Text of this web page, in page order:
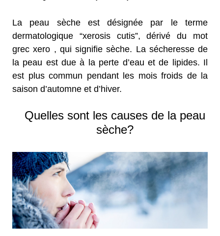
La peau sèche est désignée par le terme
dermatologique “xerosis cutis”, dérivé du mot
grec xero , qui signifie sèche. La sécheresse de
la peau est due à la perte d’eau et de lipides. Il
est plus commun pendant les mois froids de la
saison d’automne et d’hiver.
Quelles sont les causes de la peau
sèche?